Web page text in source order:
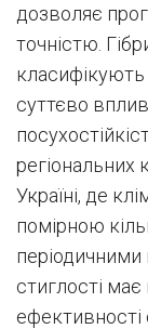
дозволяє
точністю.
класифікують
суттєво
регіональних
Україні, де
помірною
періодичними
стиглості
ефективності